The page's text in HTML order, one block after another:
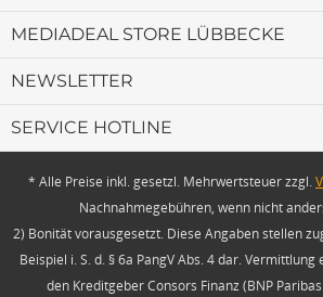
MEDIADEAL STORE LÜBBECKE
NEWSLETTER
SERVICE HOTLINE
* Alle Preise inkl. gesetzl. Mehrwertsteuer zzgl.
Nachnahmegebühren, wenn nicht
2) Bonität vorausgesetzt. Diese Angaben stellen
Beispiel i. S. d. § 6a PangV Abs. 4 dar.
den Kreditgeber Consors Finanz (BNP